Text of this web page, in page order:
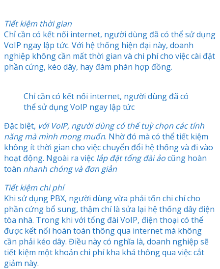
Tiết kiệm thời gian
Chỉ cần có kết nối internet, người dùng đã có thể sử dụng
VoIP ngay lập tức. Với hệ thống hiện đại này, doanh
nghiệp không cần mất thời gian và chi phí cho việc cài đặt
phần cứng, kéo dây, hay đàm phán hợp đồng.
Chỉ cần có kết nối internet, người dùng đã có
thể sử dụng VoIP ngay lập tức
Đặc biệt, với VoIP, người dùng có thể tuỳ chọn các tính
năng mà mình mong muốn. Nhờ đó mà có thể tiết kiệm
không ít thời gian cho việc chuyển đổi hệ thống và đi vào
hoạt động. Ngoài ra việc lắp đặt tổng đài ảocũng hoàn
toàn nhanh chóng và đơn giản
Tiết kiệm chi phí
Khi sử dụng PBX, người dùng vừa phải tốn chi chí cho
phần cứng bổ sung, thậm chí là sửa lại hệ thống dây điện
tòa nhà. Trong khi với tổng đài VoIP, điện thoại có thể
được kết nối hoàn toàn thông qua internet mà không
cần phải kéo dây. Điều này có nghĩa là, doanh nghiệp sẽ
tiết kiệm một khoản chi phí kha khá thông qua việc cắt
giảm này.